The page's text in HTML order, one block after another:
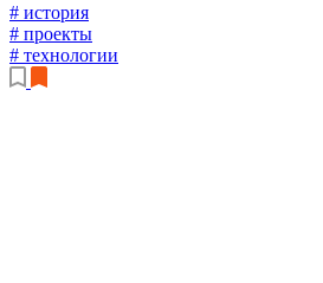
# история
# проекты
# технологии